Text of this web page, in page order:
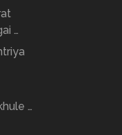
…
…